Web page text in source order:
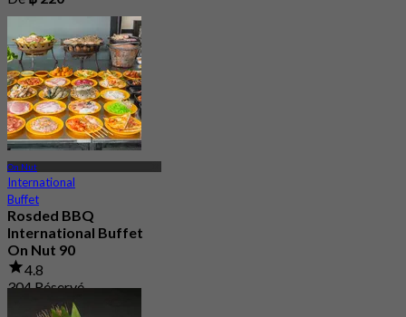
On Nut
International
Buffet
Rosded BBQ
International Buffet
On Nut 90
4.8
304 Réservé
฿ 259